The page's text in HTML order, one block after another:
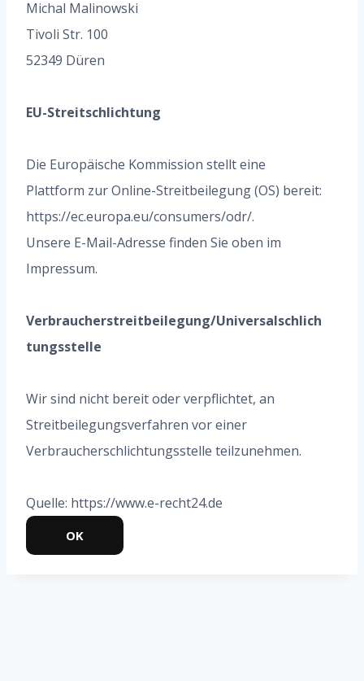
Michal Malinowski
Tivoli Str. 100
52349 Düren
EU-Streitschlichtung
Die Europäische Kommission stellt eine
Plattform zur Online-Streitbeilegung (OS) bereit:
https://ec.europa.eu/consumers/odr/.
Unsere E-Mail-Adresse finden Sie oben im
Impressum.
Verbraucherstreitbeilegung/Universalschlich
tungsstelle
Wir sind nicht bereit oder verpflichtet, an
Streitbeilegungsverfahren vor einer
Verbraucherschlichtungsstelle teilzunehmen.
Quelle: https://www.e-recht24.de
OK